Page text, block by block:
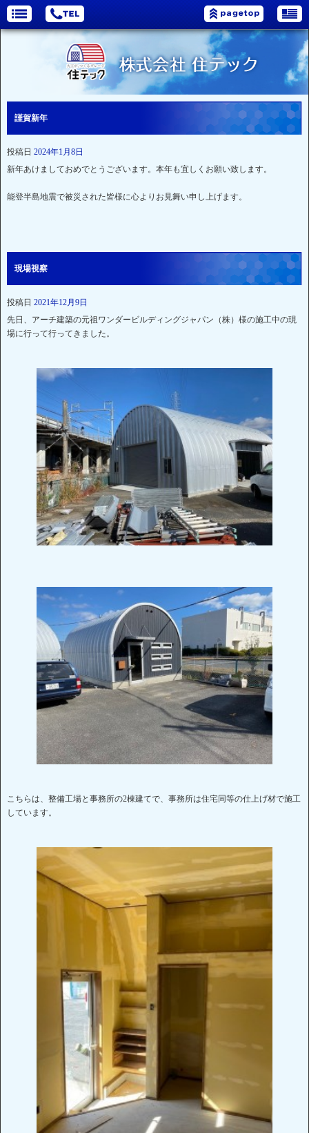
謹賀新年
投稿日 2024年1月8日
新年あけましておめでとうございます。本年も宜しくお願い致します。
能登半島地震で被災された皆様に心よりお見舞い申し上げます。
現場視察
投稿日 2021年12月9日
先日、アーチ建築の元祖ワンダービルディングジャパン（株）様の施工中の現
場に行って行ってきました。
こちらは、整備工場と事務所の2棟建てで、事務所は住宅同等の仕上げ材で施工
しています。